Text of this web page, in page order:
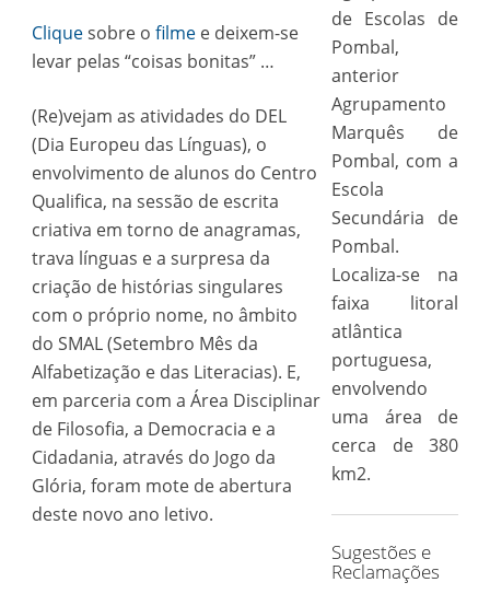
Cliquesobre o filmee deixem-se
levar pelas “coisas bonitas” …
(Re)vejam as atividades do DEL
(Dia Europeu das Línguas), o
envolvimento de alunos do Centro
Qualifica, na sessão de escrita
criativa em torno de anagramas,
trava línguas e a surpresa da
criação de histórias singulares
com o próprio nome, no âmbito
do SMAL (Setembro Mês da
Alfabetização e das Literacias). E,
em parceria com a Área Disciplinar
de Filosofia, a Democracia e a
Cidadania, através do Jogo da
Glória, foram mote de abertura
deste novo ano letivo.
de Escolas de
Pombal,
anterior
Agrupamento
Marquês de
Pombal, com a
Escola
Secundária de
Pombal.
Localiza-se na
faixa litoral
atlântica
portuguesa,
envolvendo
uma área de
cerca de 380
km2.
Sugestões e
Reclamações